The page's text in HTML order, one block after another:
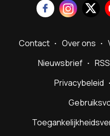
Contact Over ons
Nieuwsbrief
RSS
Privacybeleid